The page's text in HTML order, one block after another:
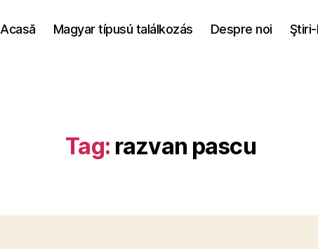
Acasă Magyar típusú találkozás Despre noi
Tag: razvan pascu